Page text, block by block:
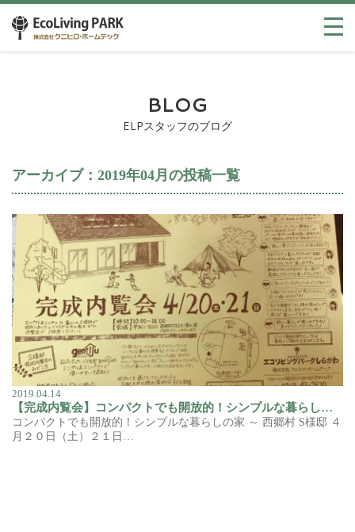
BLOG
ELPスタッフのブログ
アーカイブ：2019年04月の投稿一覧
2019.04.14
【完成内覧会】コンパクトでも開放的！シンプルな暮らしの家
コンパクトでも開放的！シンプルな暮らしの家 ～ 西郷村 S様邸 ４
月２０日（土）２１日…